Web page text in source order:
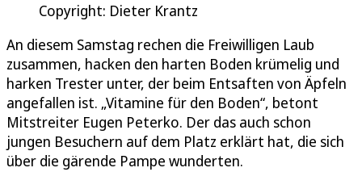
Copyright: Dieter Krantz
An diesem Samstag rechen die Freiwilligen Laub
zusammen, hacken den harten Boden krümelig und
harken Trester unter, der beim Entsaften von Äpfeln
angefallen ist. „Vitamine für den Boden“, betont
Mitstreiter Eugen Peterko. Der das auch schon
jungen Besuchern auf dem Platz erklärt hat, die sich
über die gärende Pampe wunderten.